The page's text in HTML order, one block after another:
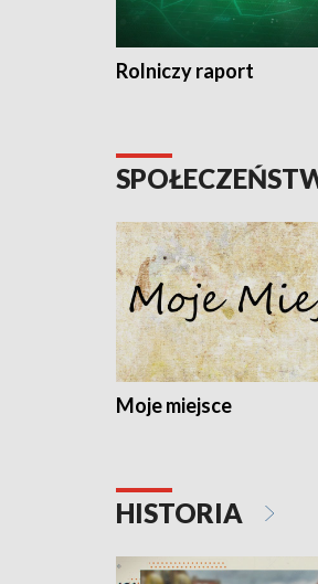
Rolniczy raport
Moje miejsce
HISTORIA